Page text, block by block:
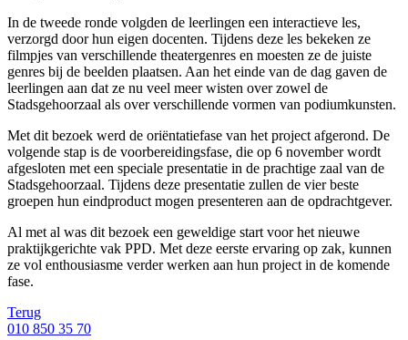
In de tweede ronde volgden de leerlingen een interactieve les,
verzorgd door hun eigen docenten. Tijdens deze les bekeken ze
filmpjes van verschillende theatergenres en moesten ze de juiste
genres bij de beelden plaatsen. Aan het einde van de dag gaven de
leerlingen aan dat ze nu veel meer wisten over zowel de
Stadsgehoorzaal als over verschillende vormen van podiumkunsten.
Met dit bezoek werd de oriëntatiefase van het project afgerond. De
volgende stap is de voorbereidingsfase, die op 6 november wordt
afgesloten met een speciale presentatie in de prachtige zaal van de
Stadsgehoorzaal. Tijdens deze presentatie zullen de vier beste
groepen hun eindproduct mogen presenteren aan de opdrachtgever.
Al met al was dit bezoek een geweldige start voor het nieuwe
praktijkgerichte vak PPD. Met deze eerste ervaring op zak, kunnen
ze vol enthousiasme verder werken aan hun project in de komende
fase.
Terug
010 850 35 70